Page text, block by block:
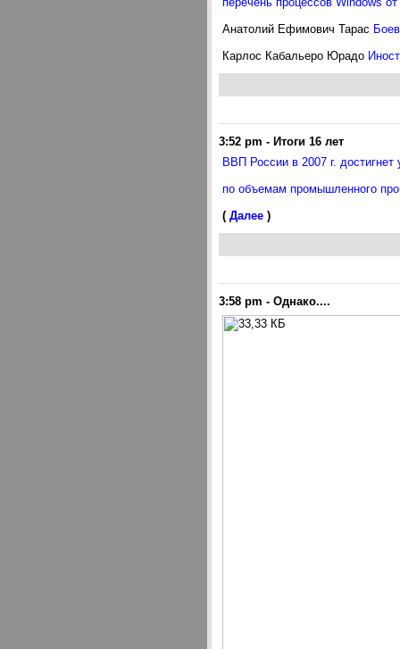
Анатолий Ефимович Тарас
Карлос Кабальеро Юрадо
3:52 pm - Итоги 16 лет
ВВП России в 2007 г. достигнет
по объемам промышленного
( Далее)
3:58 pm - Однако....